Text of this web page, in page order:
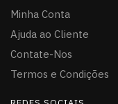
Minha Conta
Ajuda ao Cliente
Contate-Nos
Termos e Condições